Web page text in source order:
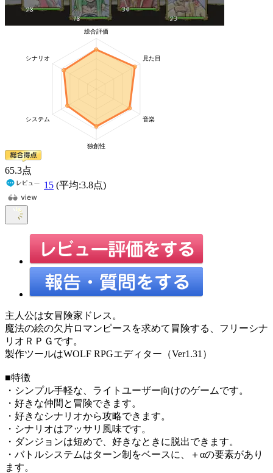
65.3点
15 (平均:3.8点)
主人公は女冒険家ドレス。
魔法の絵の欠片ロマンピースを求めて冒険する、フリーシナ
リオＲＰＧです。
製作ツールはWOLF RPGエディター（Ver1.31）
■特徴
・シンプル手軽な、ライトユーザー向けのゲームです。
・好きな仲間と冒険できます。
・好きなシナリオから攻略できます。
・シナリオはアッサリ風味です。
・ダンジョンは短めで、好きなときに脱出できます。
・バトルシステムはターン制をベースに、＋αの要素があり
ます。